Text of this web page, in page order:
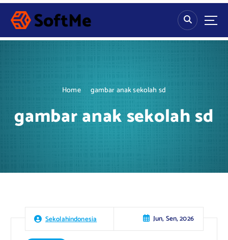
S
p
Home gambar anak sekolah sd
gambar anak sekolah sd
Sekolahindonesia Jun, Sen, 2026